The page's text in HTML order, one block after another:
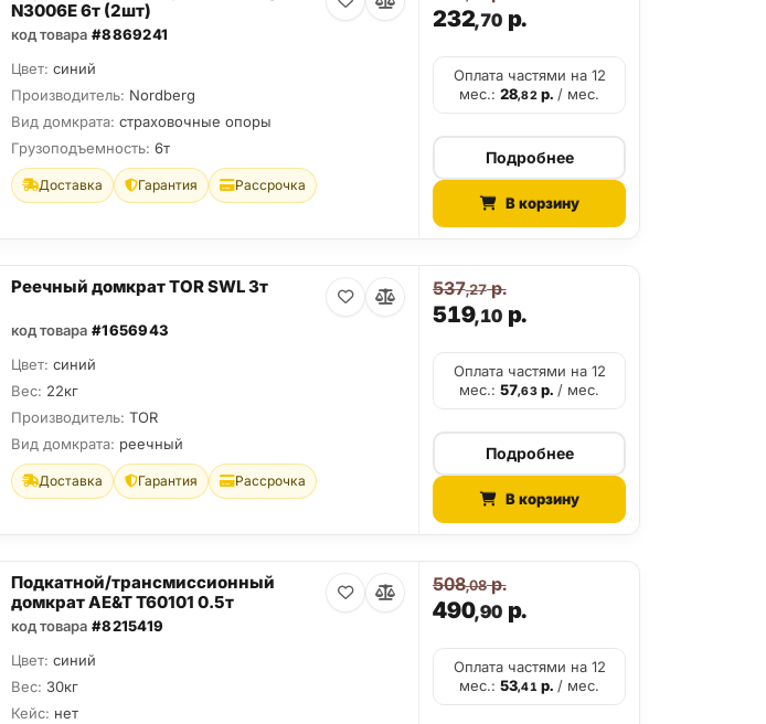
N3006E 6т (2шт)
код товара #8869241
Цвет: синий
Производитель: Nordberg
Вид домкрата: страховочные опоры
Грузоподъемность: 6т
Доставка Гарантия Рассрочка
232,70р.
Оплата частями на 12
мес.:28,82 р./ мес.
Подробнее
В корзину
Реечный домкрат TOR SWL 3т
код товара #1656943
Цвет: синий
Вес: 22кг
Производитель: TOR
Вид домкрата: реечный
Доставка Гарантия Рассрочка
519,10р.
537,27р.
Оплата частями на 12
мес.:57,63р./ мес.
Подробнее
В корзину
Подкатной/трансмиссионный
домкрат AE&T T60101 0.5т
код товара #8215419
Цвет: синий
Вес: 30кг
Кейс: нет
490,90р.
508,08р.
Оплата частями на 12
мес.:53,41 р./ мес.